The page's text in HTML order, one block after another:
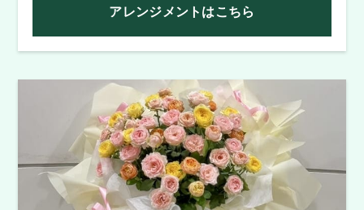
アレンジメントはこちら